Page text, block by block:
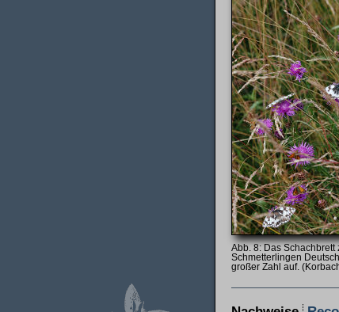
Das Schachbrett
Schmetterlingen
großer Zahl auf.